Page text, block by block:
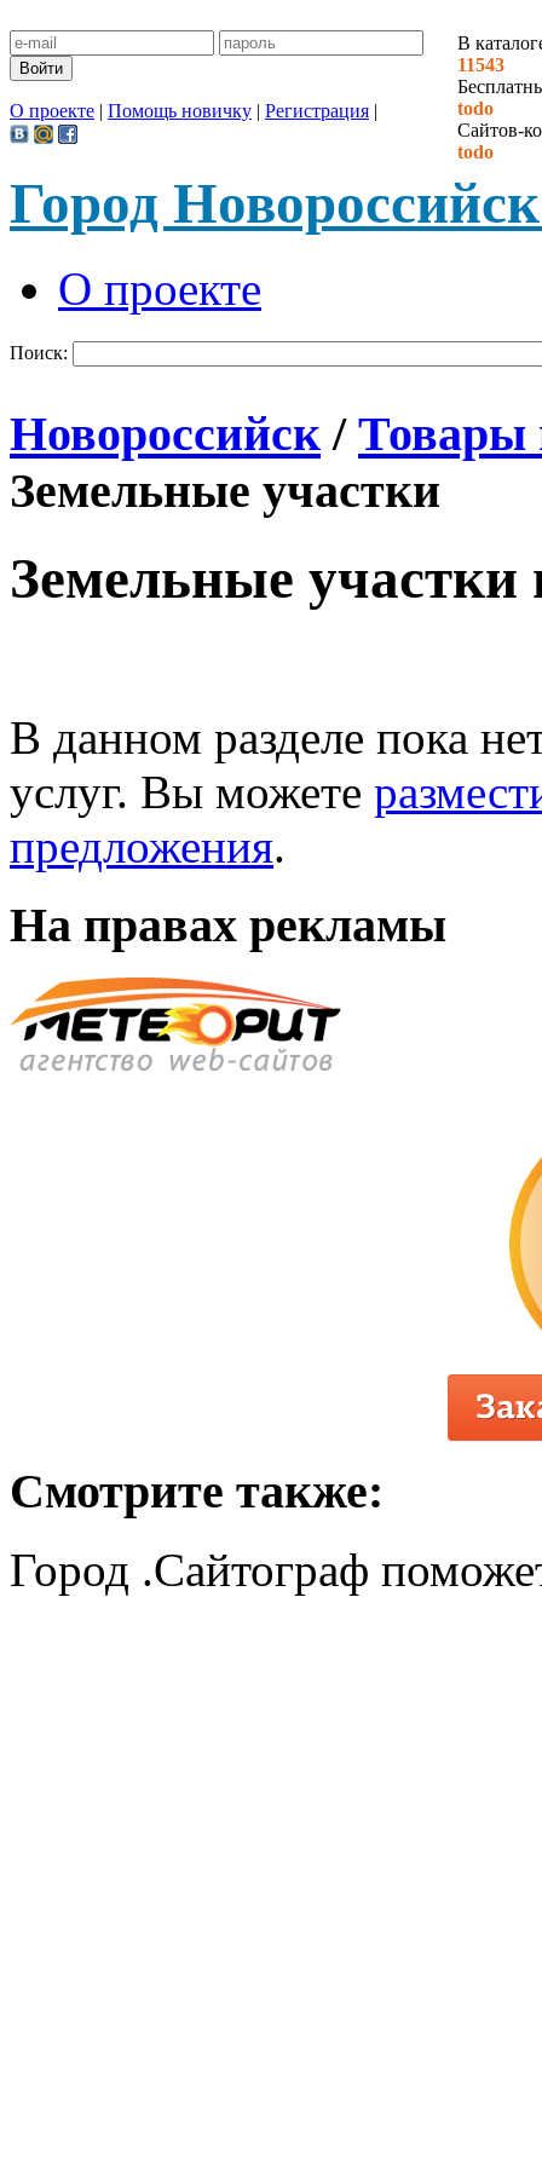
В
11543
todo
Сайтов-
todo
О проекте | Помощь новичку | Регистрация |
Город
О проекте
Поиск:
Новороссийск / Товары
Земельные участки
Земельные участки
В данном разделе пока
услуг. Вы можете
предложения.
На правах рекламы
Смотрите также:
Город .Сайтограф